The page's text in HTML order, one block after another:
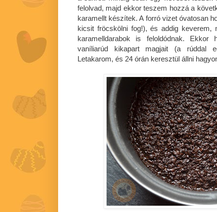
felolvad, majd ekkor teszem hozzá a
karamellt készítek. A forró vizet óvatosan
kicsit fröcskölni fog!), és addig keverem,
karamelldarabok is feloldódnak.
vaníliarúd kikapart magjait (a rúddal
Letakarom, és 24 órán keresztül állni